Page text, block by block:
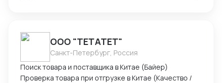
ООО "ТЕТАТЕТ"
Санкт-Петербург, Россия
Поиск товара и поставщика в Китае (Байер)
Проверка товара при отгрузке в Китае (Качество /